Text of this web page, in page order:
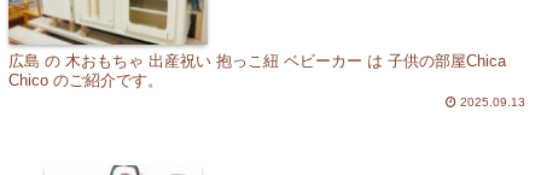
広島 の 木おもちゃ 出産祝い 抱っこ紐 ベビーカー は 子供の部屋Chica
Chico のご紹介です。
2025.09.13